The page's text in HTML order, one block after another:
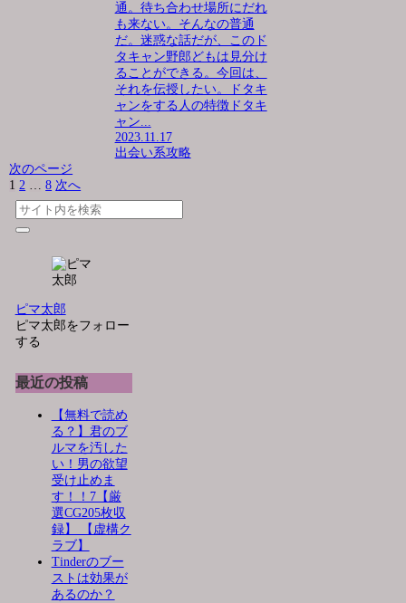
通。待ち合わせ場所にだれ
も来ない。そんなの普通
だ。迷惑な話だが、このド
タキャン野郎どもは見分け
ることができる。今回は、
それを伝授したい。ドタキ
ャンをする人の特徴ドタキ
ャン...
2023.11.17
出会い系攻略
次のページ
1 2 … 8 次へ
ピマ太郎
ピマ太郎をフォロー
する
最近の投稿
【無料で読め
る？】君のブ
ルマを汚した
い！男の欲望
受け止めま
す！！7【厳
選CG205枚収
録】 【虚構ク
ラブ】
Tinderのブー
ストは効果が
あるのか？